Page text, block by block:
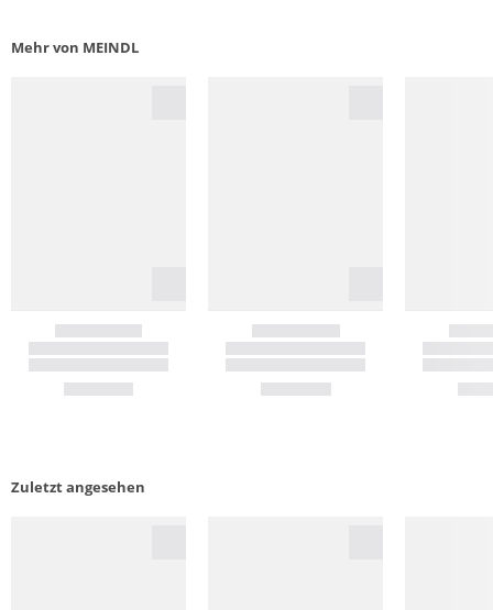
Mehr von MEINDL
Zuletzt angesehen